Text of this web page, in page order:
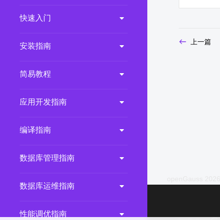
2.0.0 (LTS)
3.1.0 (EOM)
2.0.1 (EOM)
1.0.1 (EOM)
快速入门
安装指南
简易教程
应用开发指南
编译指南
数据库管理指南
数据库运维指南
性能调优指南
上一篇